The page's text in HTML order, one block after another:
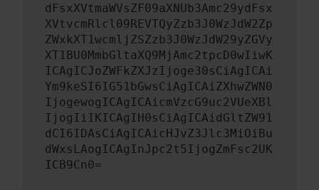
dFsxXVtmaWVsZF09aXNUb3Amc29ydFsx
XVtvcmRlcl09REVTQyZzb3J0WzJdW2Zp
ZWxkXT1wcmljZSZzb3J0WzJdW29yZGVy
XT1BU0MmbGltaXQ9MjAmc2tpcD0wIiwK
ICAgICJoZWFkZXJzIjoge30sCiAgICAi
Ym9keSI6IG51bGwsCiAgICAiZXhwZWN0
IjogewogICAgICAicmVzcG9uc2VUeXBl
IjogIiIKICAgIH0sCiAgICAidGltZW91
dCI6IDAsCiAgICAicHJvZ3Jlc3MiOiBu
dWxsLAogICAgInJpc2t5IjogZmFsc2UK
ICB9Cn0=